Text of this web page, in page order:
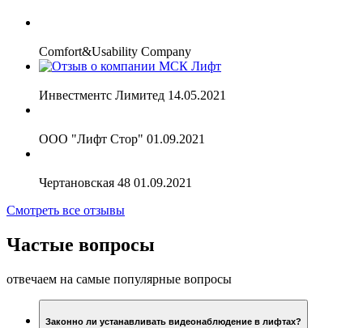
Comfort&Usability Company
Инвестментс Лимитед 14.05.2021
ООО "Лифт Стор" 01.09.2021
Чертановская 48 01.09.2021
Смотреть все отзывы
Частые вопросы
отвечаем на самые популярные вопросы
Законно ли устанавливать видеонаблюдение в лифтах?